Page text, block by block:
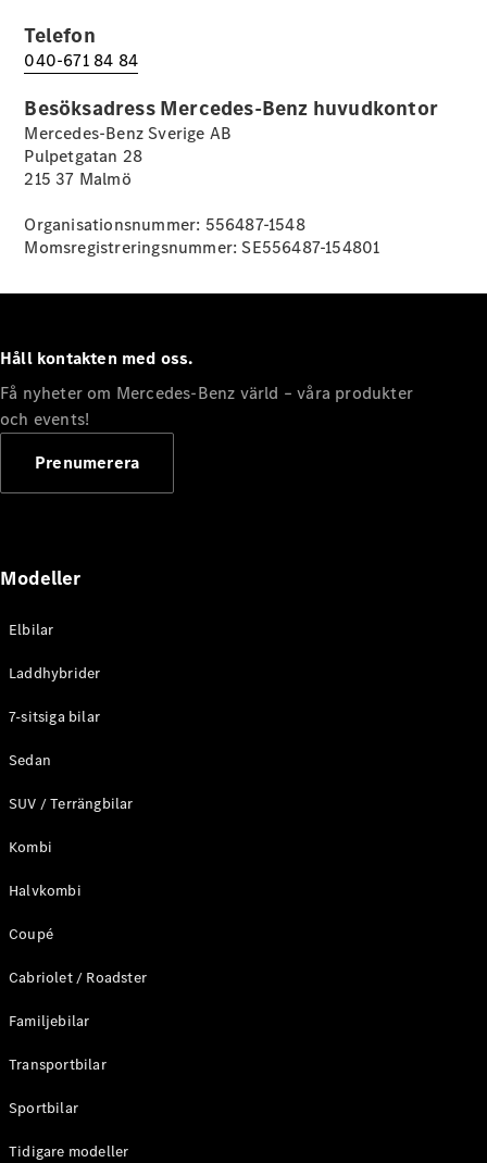
VLE
Konfigurator
Mercedes-
Store
Familjebilar / Camping van
van
Marco Polo
Benz Online
Telefon
040-671 84 84
Besöksadress Mercedes-Benz huvudkontor
Mercedes-Benz Sverige AB
Pulpetgatan 28
215 37 Malmö
Organisationsnummer: 556487-1548
Momsregistreringsnummer: SE556487-154801
Håll kontakten med oss.
Få nyheter om Mercedes-Benz värld – våra produkter
och events!
Prenumerera
Modeller
Elbilar
Laddhybrider
7-sitsiga bilar
Sedan
SUV / Terrängbilar
Kombi
Halvkombi
Coupé
Cabriolet / Roadster
Familjebilar
Transportbilar
Sportbilar
Tidigare modeller